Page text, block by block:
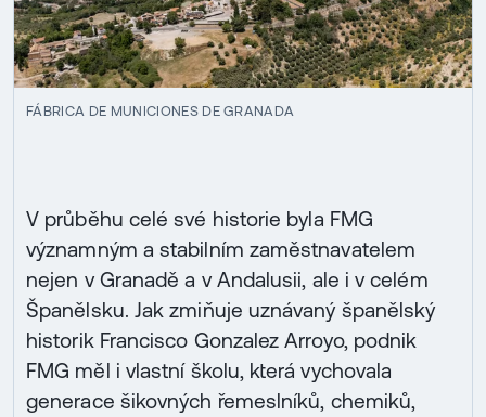
FÁBRICA DE MUNICIONES DE GRANADA
V průběhu celé své historie byla FMG
významným a stabilním zaměstnavatelem
nejen v Granadě a v Andalusii, ale i v celém
Španělsku. Jak zmiňuje uznávaný španělský
historik Francisco Gonzalez Arroyo, podnik
FMG měl i vlastní školu, která vychovala
generace šikovných řemeslníků, chemiků,